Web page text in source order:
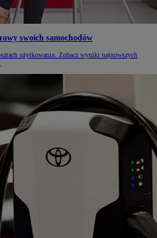
swoich samochodów
użytkowania. Zobacz wyniki najnowszych